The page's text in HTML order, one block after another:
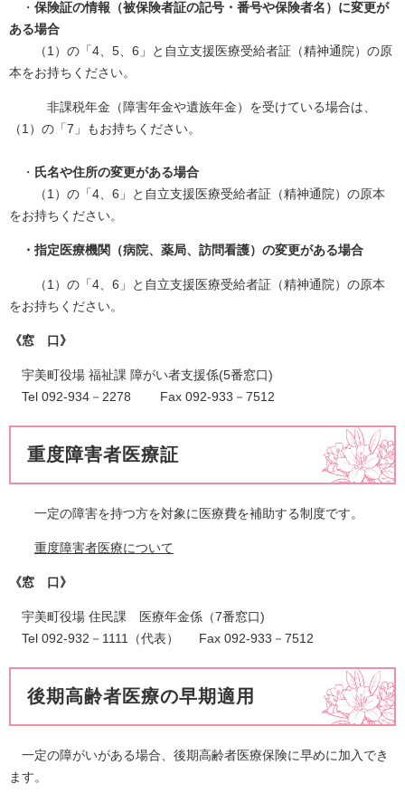
・ 保険証の情報（被保険者証の記号・番号や保険者名）に変更が
ある場合
（1）の「4、5、6」と自立支援医療受給者証（精神通院）の原
本をお持ちください。
非課税年金（障害年金や遺族年金）を受けている場合は、
（1）の「7」もお持ちください。
・ 氏名や住所の変更がある場合
（1）の「4、6」と自立支援医療受給者証（精神通院）の原本
をお持ちください。
・指定医療機関（病院、薬局、訪問看護）の変更がある場合
（1）の「4、6」と自立支援医療受給者証（精神通院）の原本
をお持ちください。
《窓 口》
宇美町役場 福祉課 障がい者支援係(5番窓口)
Tel 092-934－2278 Fax 092-933－7512
重度障害者医療証
一定の障害を持つ方を対象に医療費を補助する制度です。
重度障害者医療について
《窓 口》
宇美町役場 住民課 医療年金係（7番窓口)
Tel 092-932－1111（代表） Fax 092-933－7512
後期高齢者医療の早期適用
一定の障がいがある場合、後期高齢者医療保険に早めに加入でき
ます。